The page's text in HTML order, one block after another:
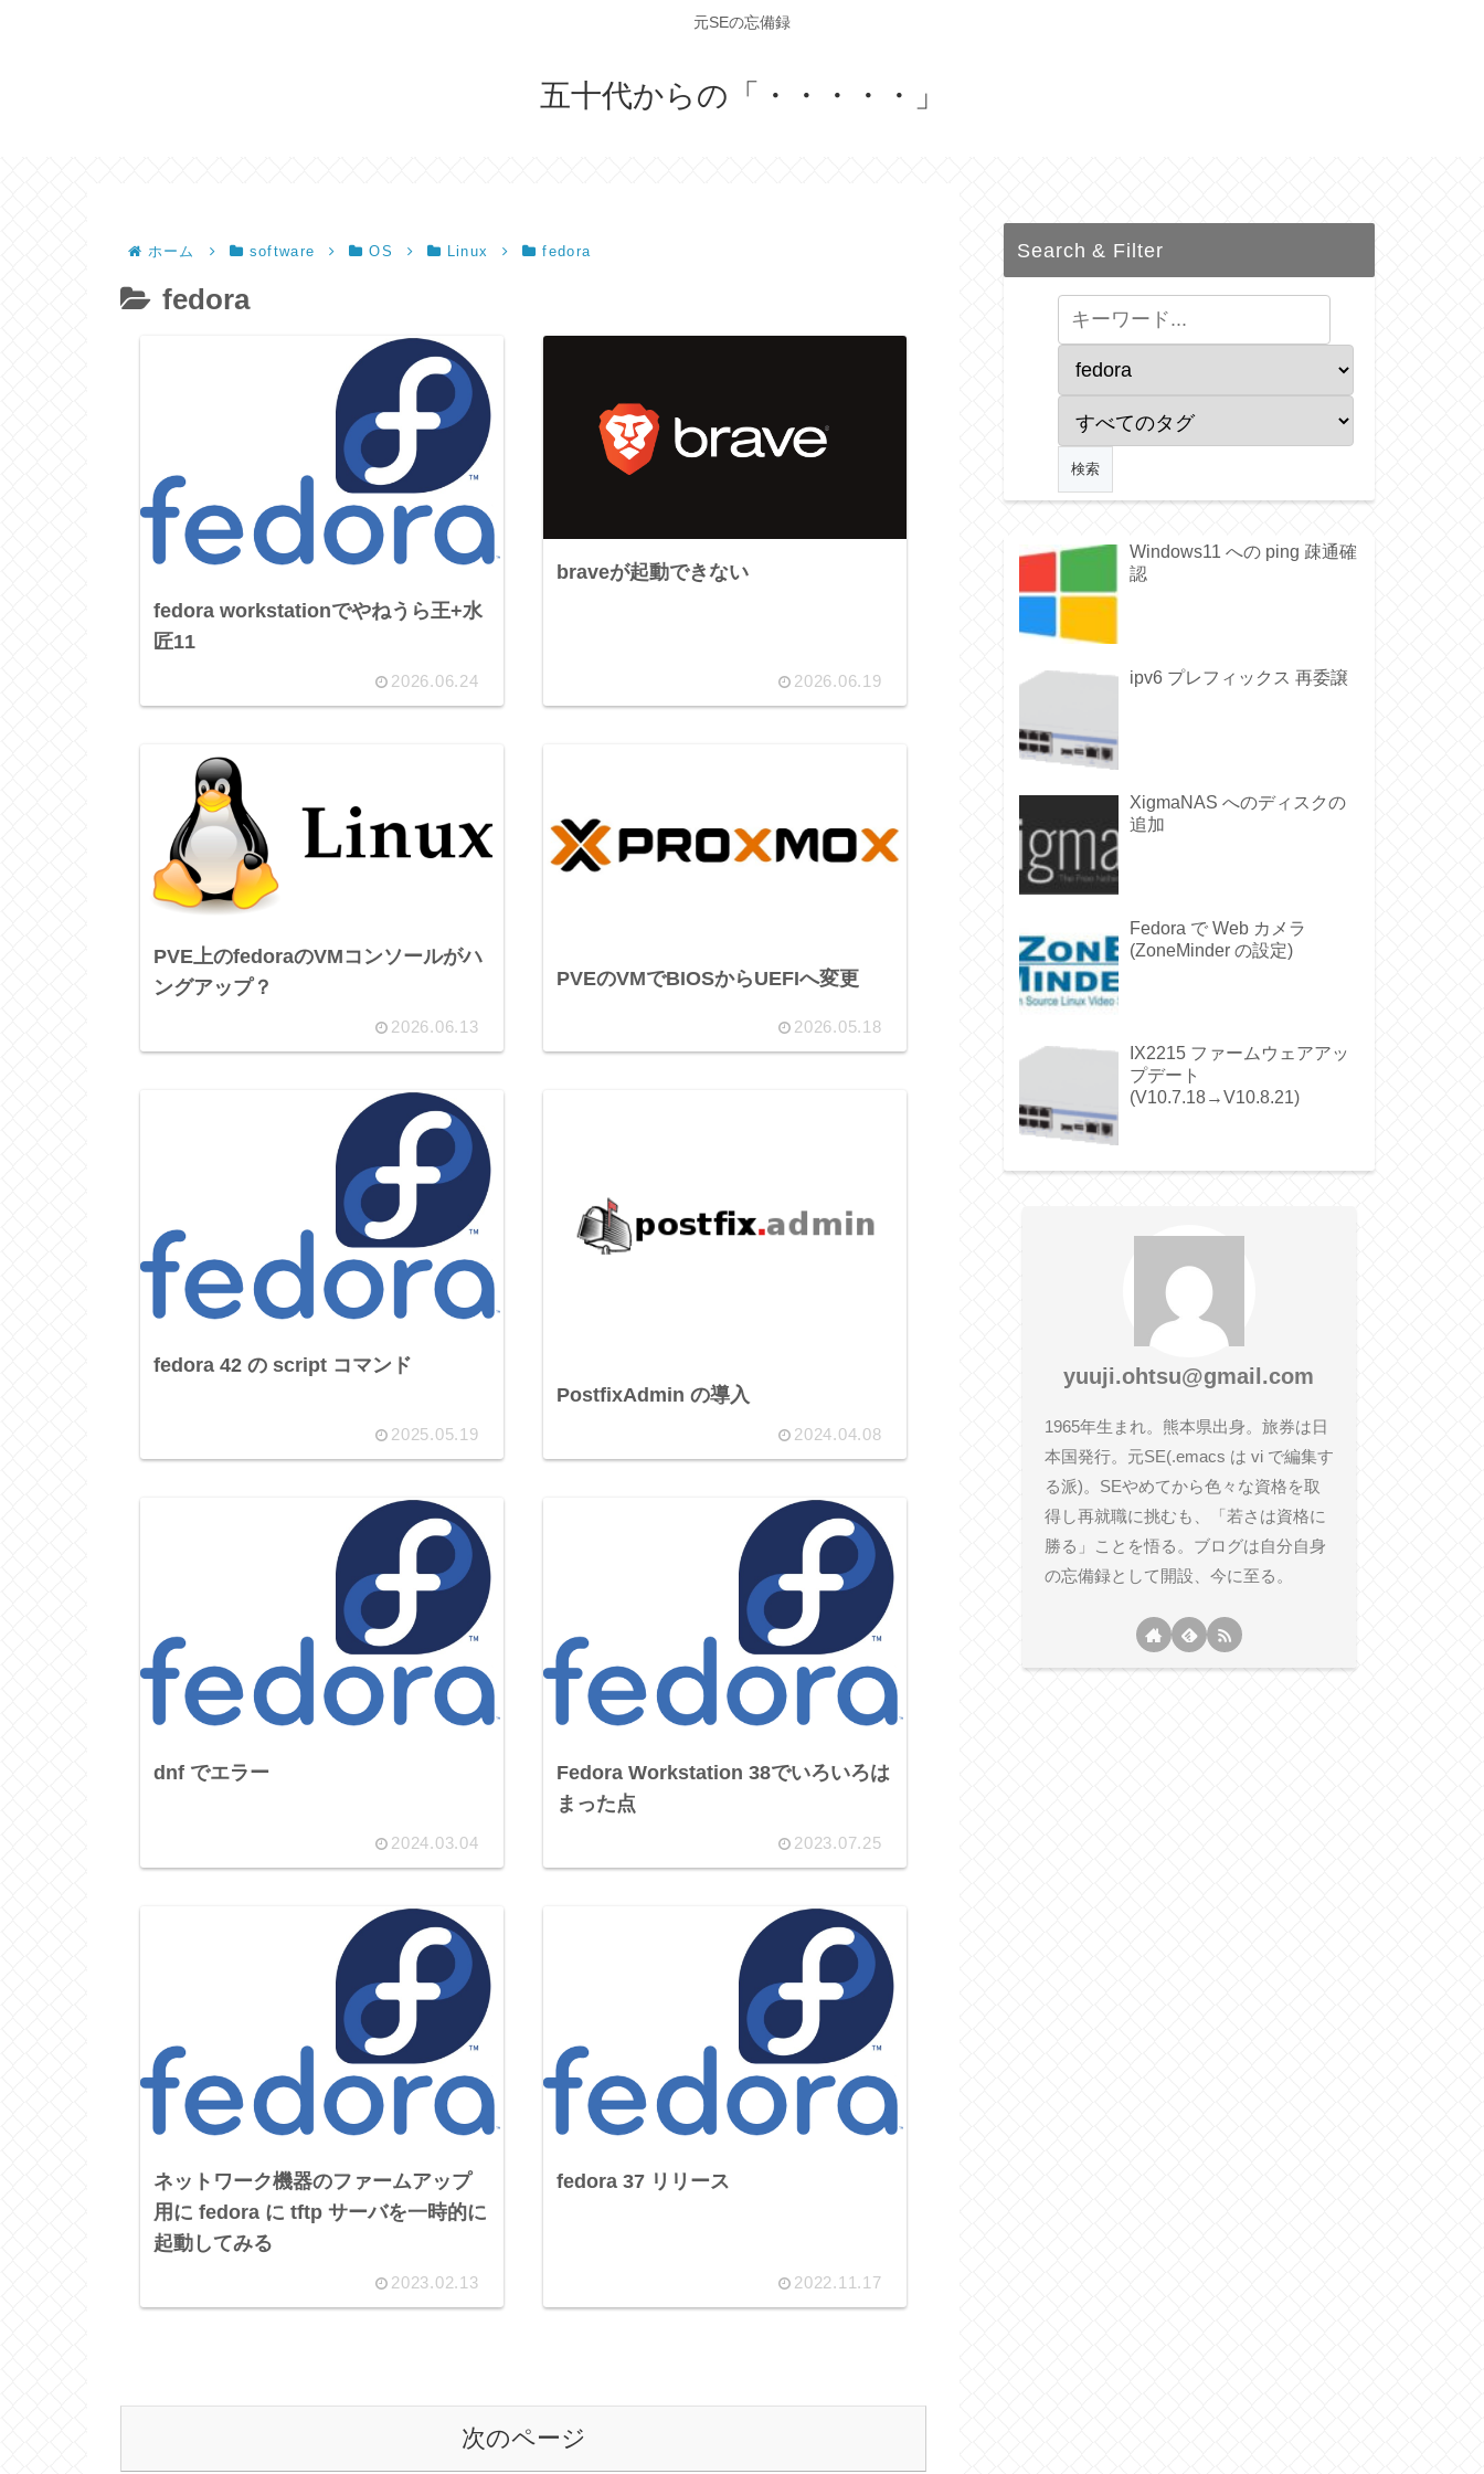
元SEの忘備録
五十代からの「・・・・・」
ホーム software OS Linux fedora
fedora
fedora workstationでやねうら王+水
匠11
2026.06.24
braveが起動できない
2026.06.19
PVE上のfedoraのVMコンソールがハ
ングアップ？
2026.06.13
PVEのVMでBIOSからUEFIへ変更
2026.05.18
fedora 42 の script コマンド
2025.05.19
PostfixAdmin の導入
2024.04.08
dnf でエラー
2024.03.04
Fedora Workstation 38でいろいろは
まった点
2023.07.25
ネットワーク機器のファームアップ
用に fedora に tftp サーバを一時的に
起動してみる
2023.02.13
fedora 37 リリース
2022.11.17
次のページ
Search & Filter
Windows11 への ping 疎通確
認
ipv6 プレフィックス 再委譲
XigmaNAS へのディスクの
追加
Fedora で Web カメラ
(ZoneMinder の設定)
IX2215 ファームウェアアッ
プデート
(V10.7.18→V10.8.21)
yuuji.ohtsu@gmail.com
1965年生まれ。熊本県出身。旅券は日
本国発行。元SE(.emacs は vi で編集す
る派)。SEやめてから色々な資格を取
得し再就職に挑むも、「若さは資格に
勝る」ことを悟る。ブログは自分自身
の忘備録として開設、今に至る。